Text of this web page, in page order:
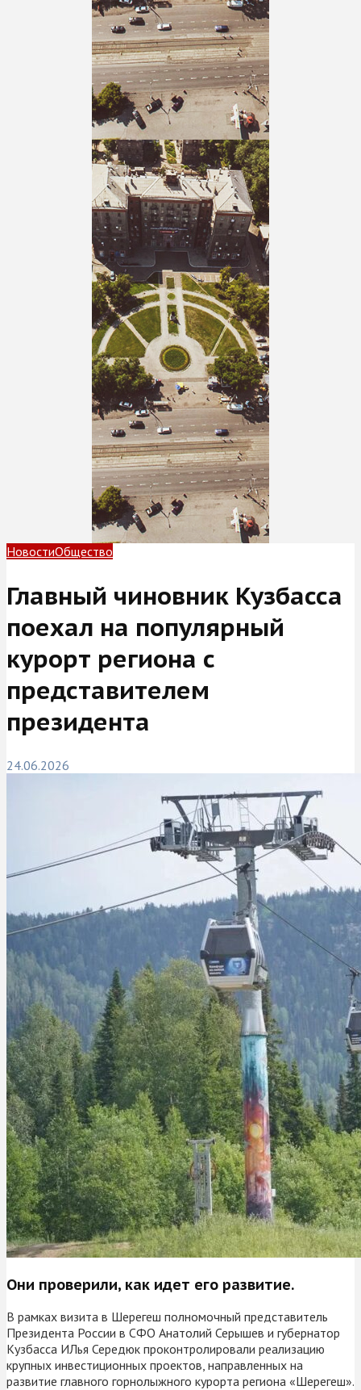
НовостиОбщество
Главный чиновник Кузбасса
поехал на популярный
курорт региона с
представителем
президента
24.06.2026
Они проверили, как идет его развитие.
В рамках визита в Шерегеш полномочный представитель
Президента России в СФО Анатолий Серышев и губернатор
Кузбасса ИЛья Середюк проконтролировали реализацию
крупных инвестиционных проектов, направленных на
развитие главного горнолыжного курорта региона «Шерегеш».